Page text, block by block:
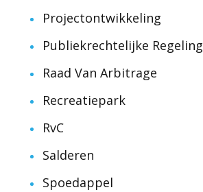
Projectontwikkeling
Publiekrechtelijke Regeling
Raad Van Arbitrage
Recreatiepark
RvC
Salderen
Spoedappel